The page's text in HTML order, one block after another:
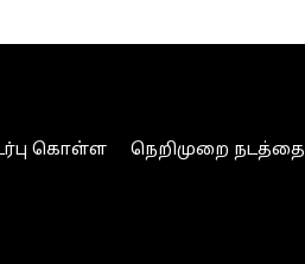
கொள்ள நெறிமுறை நடத்தை